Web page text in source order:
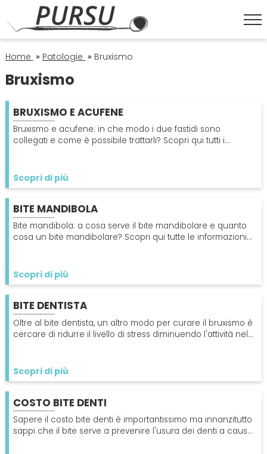
HOME
Corona Dentale
Sbiancamento Denti
IGIENE ORALE
Lavare I Denti
Pulizia Denti
Dentisti
Impianto Dentale
ORTODONZIA
Apparecchio
Ortodonzia
PATOLOGIE
Mal Di Denti
PROTESI
Dentiera
Impianti
Ponte Dentale
Home » Patologie » Bruxismo
Bruxismo
BRUXISMO E ACUFENE
Bruxismo e acufene: in che modo i due fastidi sono
collegati e come è possibile trattarli? Scopri qui tutti i
Scopri di più
BITE MANDIBOLA
Bite mandibola: a cosa serve il bite mandibolare e quanto
cosa un bite mandibolare? Scopri qui tutte le informazioni
Scopri di più
BITE DENTISTA
Oltre al bite dentista, un altro modo per curare il bruxismo è
cercare di ridurre il livello di stress diminuendo l'attività nel
Scopri di più
COSTO BITE DENTI
Sapere il costo bite denti è importantissimo ma innanzitutto
sappi che il bite serve a prevenire l'usura dei denti a causa